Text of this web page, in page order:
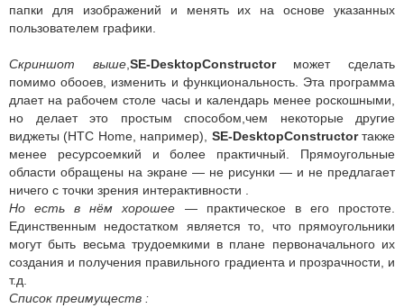
папки для изображений и менять их на основе указанных
пользователем графики.
Скриншот выше, SE-DesktopConstructorможет сделать
помимо обооев, изменить и функциональность. Эта программа
длает на рабочем столе часы и календарь менее роскошными,
но делает это простым способом,чем некоторые другие
виджеты (HTC Home, например), SE-DesktopConstructorтакже
менее ресурсоемкий и более практичный. Прямоугольные
области обращены на экране — не рисунки — и не предлагает
ничего с точки зрения интерактивности .
Но есть в нём хорошее — практическое в его простоте.
Единственным недостатком является то, что прямоугольники
могут быть весьма трудоемкими в плане первоначального их
создания и получения правильного градиента и прозрачности, и
т.д.
Список преимуществ :